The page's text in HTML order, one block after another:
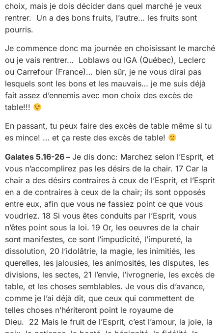
choix, mais je dois décider dans quel marché je veux
rentrer. Un a des bons fruits, l’autre… les fruits sont
pourris.
Je commence donc ma journée en choisissant le marché
ou je vais rentrer… Loblaws ou IGA (Québec), Leclerc
ou Carrefour (France)… bien sûr, je ne vous dirai pas
lesquels sont les bons et les mauvais… je me suis déjà
fait assez d’ennemis avec mon choix des excès de
table!!!
En passant, tu peux faire des excès de table même si tu
es mince! … et ça reste des excès de table!
Galates 5.16-26 – Je dis donc: Marchez selon l’Esprit, et
vous n’accomplirez pas les désirs de la chair. 17 Car la
chair a des désirs contraires à ceux de l’Esprit, et l’Esprit
en a de contraires à ceux de la chair; ils sont opposés
entre eux, afin que vous ne fassiez point ce que vous
voudriez. 18 Si vous êtes conduits par l’Esprit, vous
n’êtes point sous la loi. 19 Or, les oeuvres de la chair
sont manifestes, ce sont l’impudicité, l’impureté, la
dissolution, 20 l’idolâtrie, la magie, les inimitiés, les
querelles, les jalousies, les animosités, les disputes, les
divisions, les sectes, 21 l’envie, l’ivrognerie, les excès de
table, et les choses semblables. Je vous dis d’avance,
comme je l’ai déjà dit, que ceux qui commettent de
telles choses n’hériteront point le royaume de
Dieu. 22 Mais le fruit de l’Esprit, c’est l’amour, la joie, la